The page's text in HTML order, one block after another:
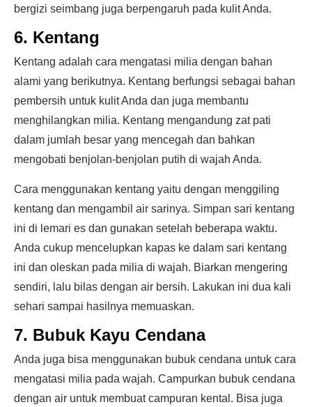
bergizi seimbang juga berpengaruh pada kulit Anda.
6. Kentang
Kentang adalah cara mengatasi milia dengan bahan
alami yang berikutnya. Kentang berfungsi sebagai bahan
pembersih untuk kulit Anda dan juga membantu
menghilangkan milia. Kentang mengandung zat pati
dalam jumlah besar yang mencegah dan bahkan
mengobati benjolan-benjolan putih di wajah Anda.
Cara menggunakan kentang yaitu dengan menggiling
kentang dan mengambil air sarinya. Simpan sari kentang
ini di lemari es dan gunakan setelah beberapa waktu.
Anda cukup mencelupkan kapas ke dalam sari kentang
ini dan oleskan pada milia di wajah. Biarkan mengering
sendiri, lalu bilas dengan air bersih. Lakukan ini dua kali
sehari sampai hasilnya memuaskan.
7. Bubuk Kayu Cendana
Anda juga bisa menggunakan bubuk cendana untuk cara
mengatasi milia pada wajah. Campurkan bubuk cendana
dengan air untuk membuat campuran kental. Bisa juga